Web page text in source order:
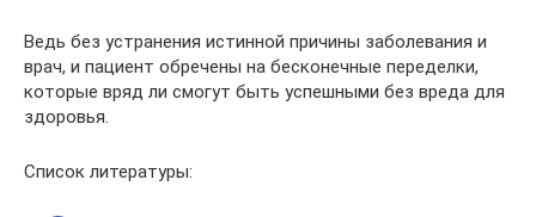
Ведь без устранения истинной причины заболевания и
врач, и пациент обречены на бесконечные переделки,
которые вряд ли смогут быть успешными без вреда для
здоровья.
Список литературы: